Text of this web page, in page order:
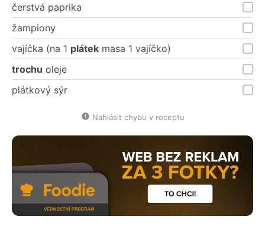
čerstvá paprika
žampiony
vajíčka (na 1 plátek masa 1 vajíčko)
trochu oleje
plátkový sýr
Nahlásit chybu v receptu